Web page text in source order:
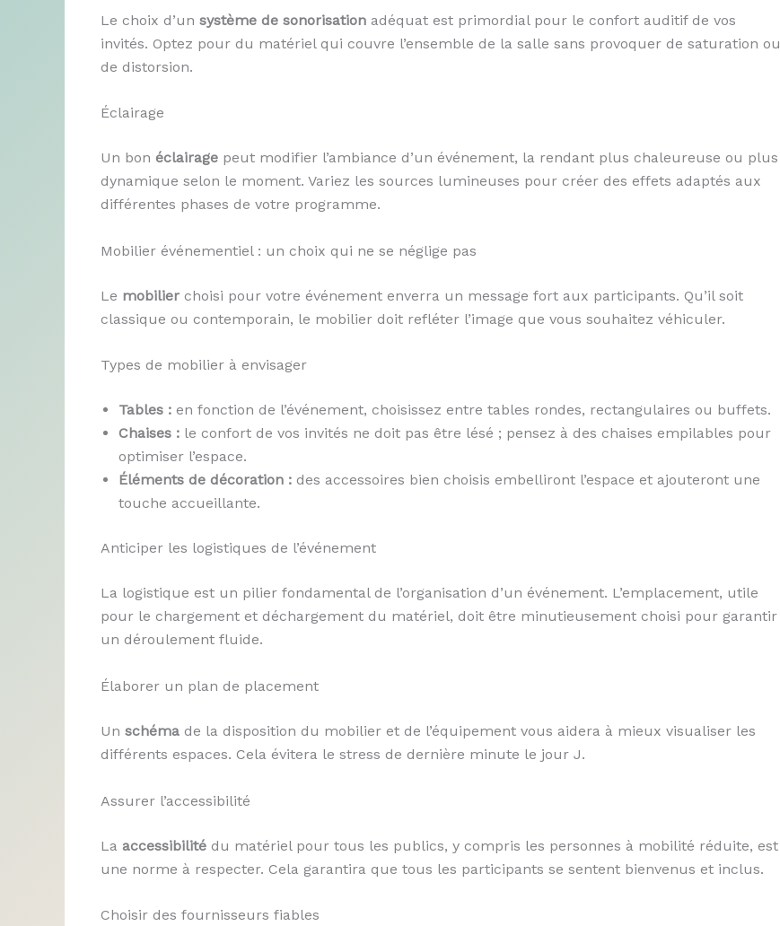
Le choix d’un système de sonorisation adéquat est primordial pour le confort auditif de vos
invités. Optez pour du matériel qui couvre l’ensemble de la salle sans provoquer de saturation ou
de distorsion.
Éclairage
Un bon éclairage peut modifier l’ambiance d’un événement, la rendant plus chaleureuse ou plus
dynamique selon le moment. Variez les sources lumineuses pour créer des effets adaptés aux
différentes phases de votre programme.
Mobilier événementiel : un choix qui ne se néglige pas
Le mobilier choisi pour votre événement enverra un message fort aux participants. Qu’il soit
classique ou contemporain, le mobilier doit refléter l’image que vous souhaitez véhiculer.
Types de mobilier à envisager
Tables : en fonction de l’événement, choisissez entre tables rondes, rectangulaires ou buffets.
Chaises : le confort de vos invités ne doit pas être lésé ; pensez à des chaises empilables pour
optimiser l’espace.
Éléments de décoration : des accessoires bien choisis embelliront l’espace et ajouteront une
touche accueillante.
Anticiper les logistiques de l’événement
La logistique est un pilier fondamental de l’organisation d’un événement. L’emplacement, utile
pour le chargement et déchargement du matériel, doit être minutieusement choisi pour garantir
un déroulement fluide.
Élaborer un plan de placement
Un schéma de la disposition du mobilier et de l’équipement vous aidera à mieux visualiser les
différents espaces. Cela évitera le stress de dernière minute le jour J.
Assurer l’accessibilité
La accessibilité du matériel pour tous les publics, y compris les personnes à mobilité réduite, est
une norme à respecter. Cela garantira que tous les participants se sentent bienvenus et inclus.
Choisir des fournisseurs fiables